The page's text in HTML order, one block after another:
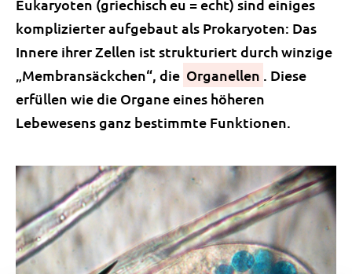
Eukaryoten (griechisch eu = echt) sind einiges
komplizierter aufgebaut als Prokaryoten: Das
Innere ihrer Zellen ist strukturiert durch winzige
„Membransäckchen“, die Organellen . Diese
erfüllen wie die Organe eines höheren
Lebewesens ganz bestimmte Funktionen.